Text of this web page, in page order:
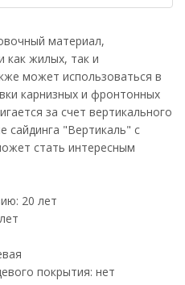
материал,
как жилых, так и
может использоваться в
карнизных и фронтонных
за счет вертикального
сайдинга "Вертикаль" с
стать интересным
20 лет
покрытия: нет